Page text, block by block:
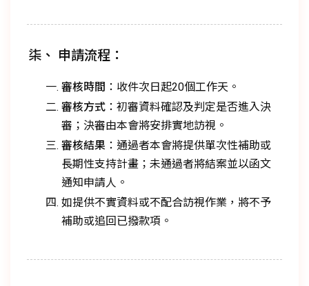
柒、 申請流程：
審核時間 ：收件次日起20個工作天。
審核方式：初審資料確認及判定是否進入決
審；決審由本會將安排實地訪視。
審核結果 ：通過者本會將提供單次性補助或
長期性支持計畫；未通過者將結案並以函文
通知申請人。
如提供不實資料或不配合訪視作業，將不予
補助或追回已撥款項。